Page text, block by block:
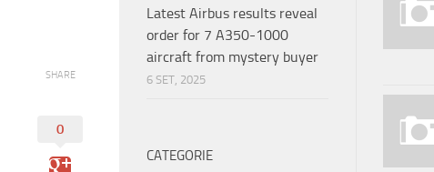
SHARE
0
Latest Airbus results reveal
order for 7 A350-1000
aircraft from mystery buyer
6 SET, 2025
CATEGORIE